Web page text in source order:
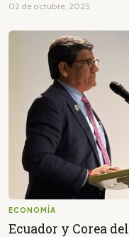
02 de octubre, 2025
ECONOMÍA
Ecuador y Corea